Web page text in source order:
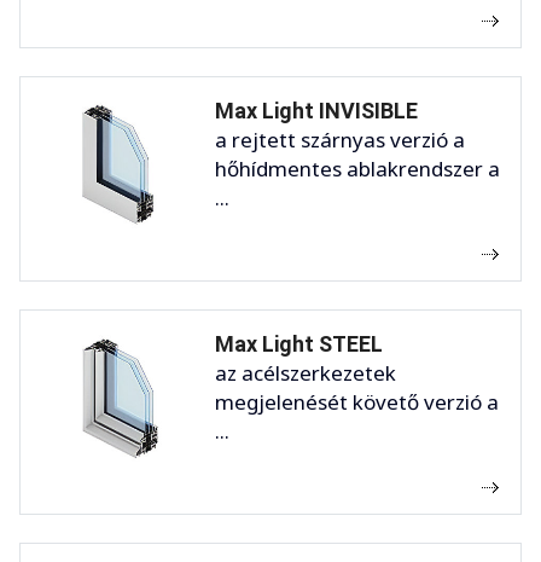
Max Light INVISIBLE
a rejtett szárnyas verzió a
hőhídmentes ablakrendszer a
...
Max Light STEEL
az acélszerkezetek
megjelenését követő verzió a
...